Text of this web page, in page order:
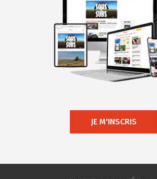
JE M'INSCRIS